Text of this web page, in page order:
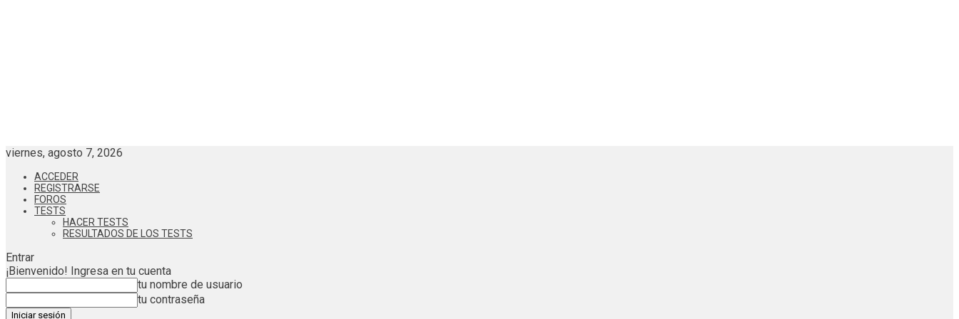
viernes, agosto 7, 2026
ACCEDER
REGISTRARSE
FOROS
TESTS
HACER TESTS
RESULTADOS DE LOS TESTS
Entrar
¡Bienvenido! Ingresa en tu cuenta
tu nombre de usuario
tu contraseña